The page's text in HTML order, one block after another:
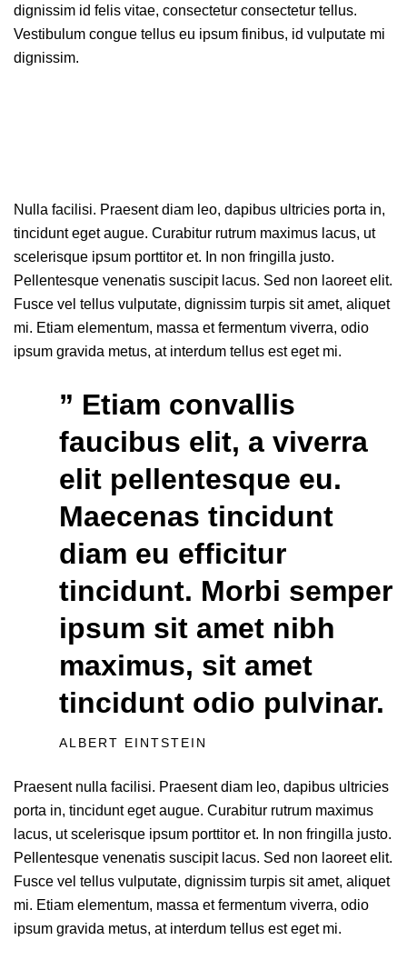
dignissim id felis vitae, consectetur consectetur tellus.
Vestibulum congue tellus eu ipsum finibus, id vulputate mi
dignissim.
Nulla facilisi. Praesent diam leo, dapibus ultricies porta in,
tincidunt eget augue. Curabitur rutrum maximus lacus, ut
scelerisque ipsum porttitor et. In non fringilla justo.
Pellentesque venenatis suscipit lacus. Sed non laoreet elit.
Fusce vel tellus vulputate, dignissim turpis sit amet, aliquet
mi. Etiam elementum, massa et fermentum viverra, odio
ipsum gravida metus, at interdum tellus est eget mi.
” Etiam convallis
faucibus elit, a viverra
elit pellentesque eu.
Maecenas tincidunt
diam eu efficitur
tincidunt. Morbi semper
ipsum sit amet nibh
maximus, sit amet
tincidunt odio pulvinar.
ALBERT EINTSTEIN
Praesent nulla facilisi. Praesent diam leo, dapibus ultricies
porta in, tincidunt eget augue. Curabitur rutrum maximus
lacus, ut scelerisque ipsum porttitor et. In non fringilla justo.
Pellentesque venenatis suscipit lacus. Sed non laoreet elit.
Fusce vel tellus vulputate, dignissim turpis sit amet, aliquet
mi. Etiam elementum, massa et fermentum viverra, odio
ipsum gravida metus, at interdum tellus est eget mi.